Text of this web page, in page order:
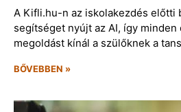
A Kifli.hu-n az iskolakezdés előtti
segítséget nyújt az AI, így
megoldást kínál a szülőknek a
BŐVEBBEN »